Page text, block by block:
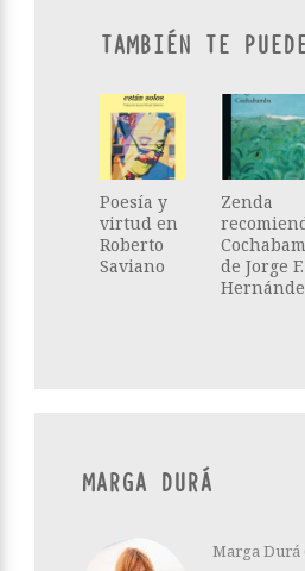
TAMBIÉN TE
Poesía y
virtud en
Roberto
Saviano
Zenda
de Jorge F.
MARGA DURÁ
Marga Durá